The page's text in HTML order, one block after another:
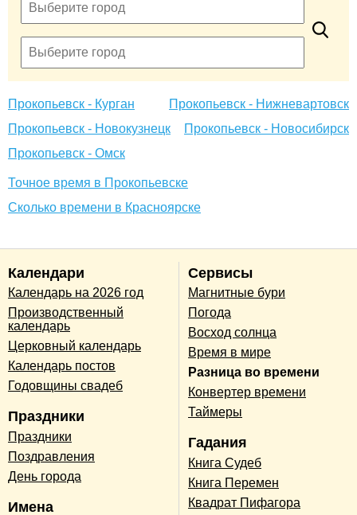
Прокопьевск - Курган
Прокопьевск - Нижневартовск
Прокопьевск - Новокузнецк
Прокопьевск - Новосибирск
Прокопьевск - Омск
Точное время в Прокопьевске
Сколько времени в Красноярске
Календари
Календарь на 2026 год
Производственный
календарь
Церковный календарь
Календарь постов
Годовщины свадеб
Праздники
Праздники
Поздравления
День города
Имена
Сервисы
Магнитные бури
Погода
Восход солнца
Время в мире
Разница во времени
Конвертер времени
Таймеры
Гадания
Книга Судеб
Книга Перемен
Квадрат Пифагора